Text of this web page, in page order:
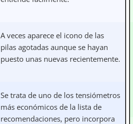
A veces aparece el icono de las
pilas agotadas aunque se hayan
puesto unas nuevas recientemente.
Se trata de uno de los tensiómetros
más económicos de la lista de
recomendaciones, pero incorpora